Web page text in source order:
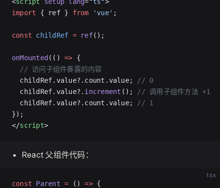
import { ref } from 'vue' ;
const childRef = ref();
onMounted (() => {
  // 访问子组件暴露的内容
  childRef.value?.count.value;
// 0
  childRef.value?.
increment (); // 调用子组件方法 +1
  childRef.value?.count.value;
// 1
});
</script>
React 父组件代码：
tsx
const Parent = () => {